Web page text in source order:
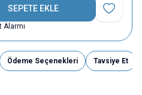
SEPETE EKLE
Favoriye
Alarmı
Ödeme Seçenekleri Tavsiye Et